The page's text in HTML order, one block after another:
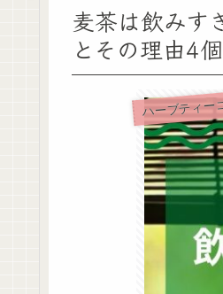
麦茶は飲みす
とその理由4
ハーブティー